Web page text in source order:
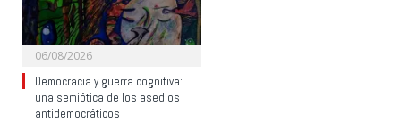
06/08/2026
Democracia y guerra cognitiva:
una semiótica de los asedios
antidemocráticos